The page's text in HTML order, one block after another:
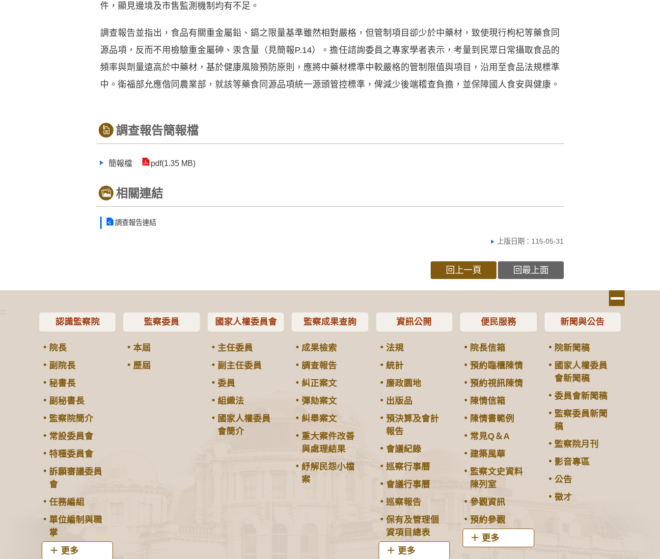
件，顯見邊境及市售監測機制均有不足。
調查報告並指出，食品有關重金屬鉛、鎘之限量基準雖然相對嚴格，但管制項目卻少於中藥材，致使現行枸杞等藥食同
源品項，反而不用檢驗重金屬砷、汞含量（見簡報P.14）。擔任諮詢委員之專家學者表示，考量到民眾日常攝取食品的
頻率與劑量遠高於中藥材，基於健康風險預防原則，應將中藥材標準中較嚴格的管制限值與項目，沿用至食品法規標準
中。衛福部允應偕同農業部，就該等藥食同源品項統一源頭管控標準，俾減少後端稽查負擔，並保障國人食安與健康。
調查報告簡報檔
簡報檔 pdf(1.35 MB)
相關連結
調查報告連結
上版日期：115-05-31
回上一頁 回最上面
:::
認識監察院
院長
副院長
秘書長
副秘書長
監察院簡介
常設委員會
特種委員會
訴願審議委員
會
任務編組
單位編制與職
掌
更多
監察委員
本屆
歷屆
國家人權委員會
主任委員
副主任委員
委員
組織法
國家人權委員
會簡介
監察成果查詢
成果檢索
調查報告
糾正案文
彈劾案文
糾舉案文
重大案件改善
與處理結果
紓解民怨小檔
案
資訊公開
法規
統計
廉政園地
出版品
預決算及會計
報告
會議紀錄
巡察行事曆
會議行事曆
巡察報告
保有及管理個
資項目總表
更多
便民服務
院長信箱
預約臨櫃陳情
預約視訊陳情
陳情信箱
陳情書範例
常見Q＆A
建築風華
監察文史資料
陳列室
參觀資訊
預約參觀
更多
新聞與公告
院新聞稿
國家人權委員
會新聞稿
委員會新聞稿
監察委員新聞
稿
監察院月刊
影音專區
公告
徵才